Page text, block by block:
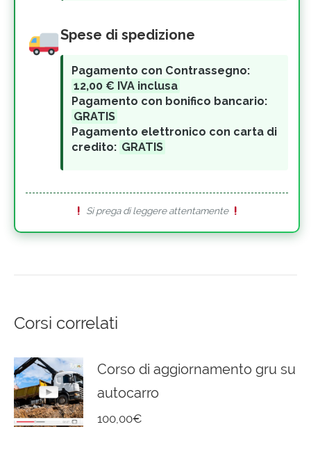
Spese di spedizione
Pagamento con Contrassegno:
12,00 € IVA inclusa
Pagamento con bonifico bancario:
GRATIS
Pagamento elettronico con carta di
credito: GRATIS
Si prega di leggere attentamente
Corsi correlati
Corso di aggiornamento gru su
autocarro
100,00€